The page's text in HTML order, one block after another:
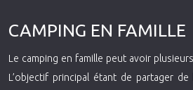
CAMPING EN FAMILLE
Le camping en famille peut avoir
L’objectif principal étant de partager